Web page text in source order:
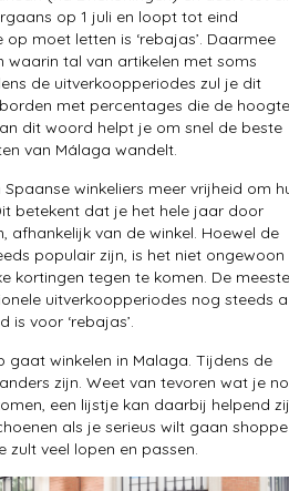
op 1 juli en loopt tot eind
moet letten is ‘rebajas’. Daarmee
tal van artikelen met soms
de uitverkoopperiodes zul je dit
met percentages die de hoogte
dit woord helpt je om snel de beste
van Málaga wandelt.
winkeliers meer vrijheid om
betekent dat je het hele jaar door
afhankelijk van de winkel. Hoewel de
populair zijn, is het niet ongewoon
kortingen tegen te komen. De meeste
uitverkoopperiodes nog steeds
voor ‘rebajas’.
winkelen in Malaga. Tijdens de
zijn. Weet van tevoren wat je
een lijstje kan daarbij helpend
als je serieus wilt gaan
veel lopen en passen.